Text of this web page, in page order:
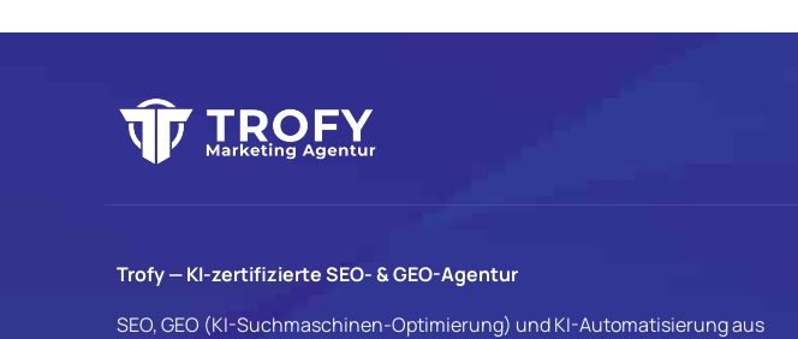
Trofy — KI-zertifizierte SEO- & GEO-Agentur
SEO, GEO (KI-Suchmaschinen-Optimierung) und KI-Automatisierung aus